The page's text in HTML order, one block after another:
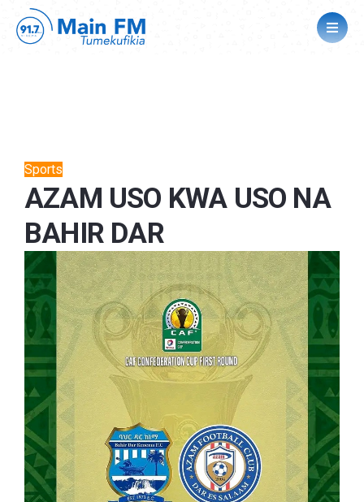
Sports
AZAM USO KWA USO NA
BAHIR DAR